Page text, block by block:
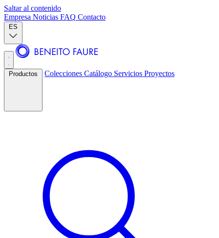
Saltar al contenido
Empresa Noticias FAQ Contacto
ES
Productos Colecciones Catálogo Servicios Proyectos